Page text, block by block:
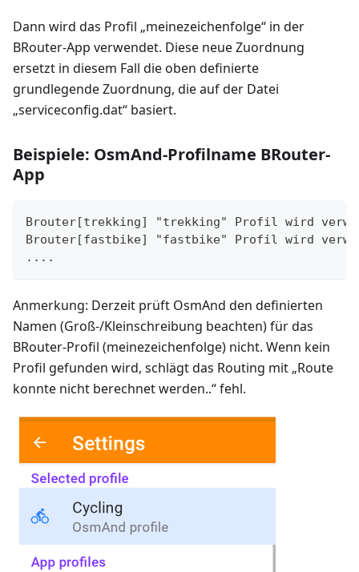
Dann wird das Profil „meinezeichenfolge“ in der
BRouter-App verwendet. Diese neue Zuordnung
ersetzt in diesem Fall die oben definierte
grundlegende Zuordnung, die auf der Datei
„serviceconfig.dat“ basiert.
Beispiele: OsmAnd-Profilname BRouter-
App
Brouter[trekking] "trekking" Profil wird
Brouter[fastbike] "fastbike" Profil wird
....
Anmerkung: Derzeit prüft OsmAnd den definierten
Namen (Groß-/Kleinschreibung beachten) für das
BRouter-Profil (meinezeichenfolge) nicht. Wenn kein
Profil gefunden wird, schlägt das Routing mit „Route
konnte nicht berechnet werden..“ fehl.